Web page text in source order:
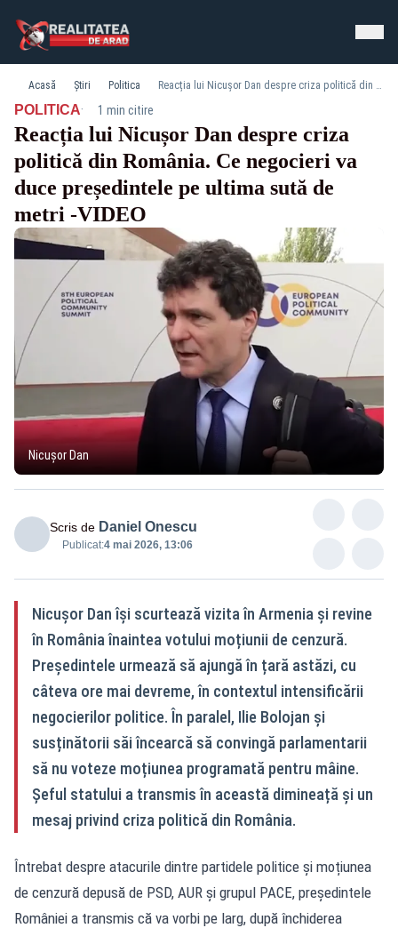
Acasă Știri Politica Reacția lui Nicușor Dan despre criza politică din România. Ce negocieri va duce președintele pe ultima sută de metri -VIDEO
POLITICA· 1 min citire
Reacția lui Nicușor Dan despre criza
politică din România. Ce negocieri va
duce președintele pe ultima sută de
metri -VIDEO
Nicușor Dan
Scris de Daniel Onescu
Publicat:4 mai 2026, 13:06
Nicușor Dan își scurtează vizita în Armenia și revine
în România înaintea votului moțiunii de cenzură.
Președintele urmează să ajungă în țară astăzi, cu
câteva ore mai devreme, în contextul intensificării
negocierilor politice. În paralel, Ilie Bolojan și
susținătorii săi încearcă să convingă parlamentarii
să nu voteze moțiunea programată pentru mâine.
Șeful statului a transmis în această dimineață și un
mesaj privind criza politică din România.
Întrebat despre atacurile dintre partidele politice și moțiunea
de cenzură depusă de PSD, AUR și grupul PACE, președintele
României a transmis că va vorbi pe larg, după închiderea